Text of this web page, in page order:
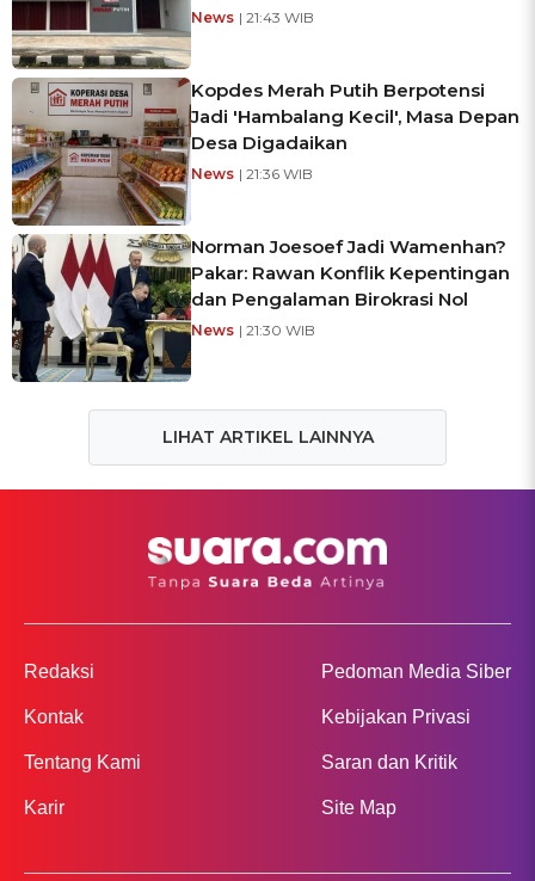
News | 21:43 WIB
Kopdes Merah Putih Berpotensi
Jadi 'Hambalang Kecil', Masa Depan
Desa Digadaikan
News | 21:36 WIB
Norman Joesoef Jadi Wamenhan?
Pakar: Rawan Konflik Kepentingan
dan Pengalaman Birokrasi Nol
News | 21:30 WIB
LIHAT ARTIKEL LAINNYA
Redaksi
Kontak
Tentang Kami
Karir
Pedoman Media Siber
Kebijakan Privasi
Saran dan Kritik
Site Map